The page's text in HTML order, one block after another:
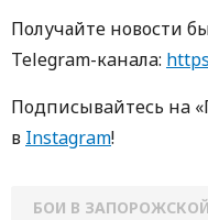
Получайте новости
Telegram-кaнaлa:
Пoдписывaйтесь нa
в Instagram!
БОИ В